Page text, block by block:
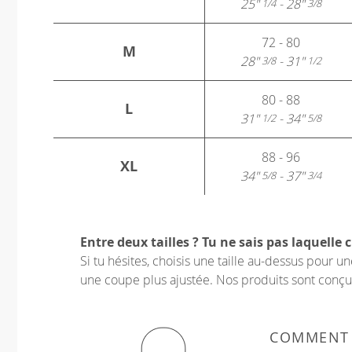
25"1/4- 28"3/8
M
72 - 80
28"3/8- 31"1/2
L
80 - 88
31"1/2- 34"5/8
XL
88 - 96
34"5/8- 37"3/4
Entre deux tailles ? Tu ne sais pas laquelle
Si tu hésites, choisis une taille au-dessus pour
une coupe plus ajustée. Nos produits sont